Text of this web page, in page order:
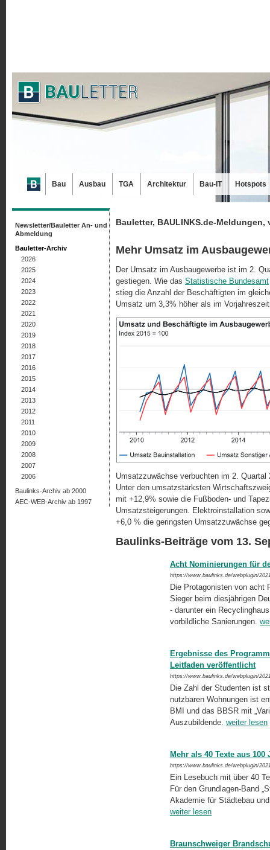
Bauletter, BAULINKS.de-Meldungen,
Mehr Umsatz im
Der Umsatz im Ausbaugewerbe ist im 2.
gestiegen. Wie das Statistische Bundesamt
stieg die Anzahl der Beschäftigten im
Umsatz um 3,3% höher als im
Umsatzzuwächse verbuchten im 2.
Unter den umsatzstärksten
mit +12,9% sowie die Fußboden- und
Umsatzsteigerungen. Elektroinstallation
+6,0 % die geringsten Umsatzzuwächse
Baulinks-Beiträge vom 13.
Acht Nominierungen für
https://www.baulinks.de/webplugin/
Die Protagonisten von acht
Sieger beim diesjährigen
- darunter ein
vorbildliche Sanierungen.
Ergebnisse des
Leitfaden veröffentlicht
https://www.baulinks.de/webplugin/
Die Zahl der Studenten ist
nutzbaren Wohnungen ist
BMI und das BBSR mit
Auszubildende. weiter lesen
Mehr als 40 Texte aus 100
https://www.baulinks.de/webplugin/
Ein Lesebuch mit über 40
Für den Grundlagen-Band
Akademie für Städtebau
weiter lesen
Braunschweiger
Newsletter/Bauletter An- und
Abmeldung
Bauletter-Archiv
2026
2025
2024
2023
2022
2021
2020
2019
2018
2017
2016
2015
2014
2013
2012
2011
2010
2009
2008
2007
2006
Baulinks-Archiv ab 2000
AEC-WEB-Archiv ab 1997
Bau Ausbau TGA Architektur Bau-IT Hotspots